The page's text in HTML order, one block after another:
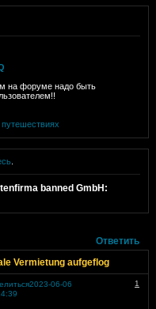
на форуме надо быть
banned GmbH:
Vermietung aufgeflog
Ответить
1
2023-06-06